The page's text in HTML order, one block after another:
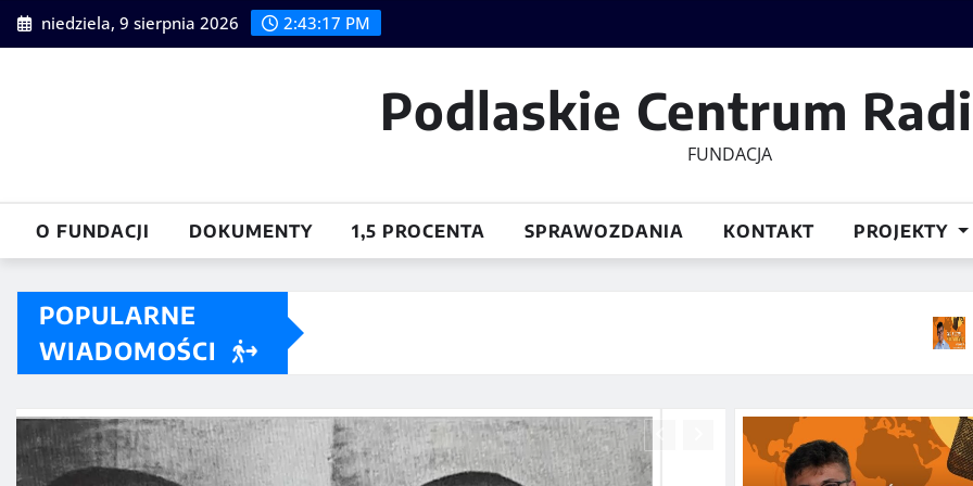
Skip
to
niedziela, 9 sierpnia 2026 2:43:18 PM
Podlaskie Centrum
FUNDACJA
O FUNDACJI DOKUMENTY 1,5 PROCENTA SPRAWOZDANIA KONTAKT PROJEKTY
POPULARNE
WIADOMOŚCI
Świat w